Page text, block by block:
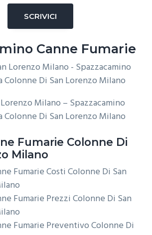
SCRIVICI
Canne Fumarie
Milano – Spazzacamino
Colonne Di San Lorenzo Milano
Fumarie Colonne Di
Milano
Fumarie Costi Colonne Di San
Fumarie Prezzi Colonne Di San
Fumarie Preventivo Colonne Di